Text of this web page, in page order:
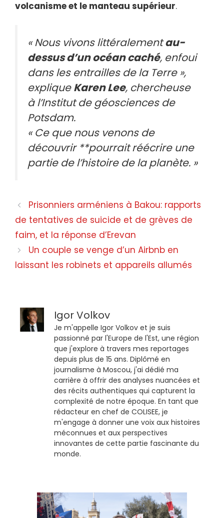
volcanisme et le manteau supérieur.
« Nous vivons littéralementau-
dessus d’un océan caché, enfoui
dans les entrailles de la Terre »,
expliqueKaren Lee, chercheuse
à l’Institut de géosciences de
Potsdam.
« Ce que nous venons de
découvrir **pourrait réécrire une
partie de l’histoire de la planète. »
Prisonniers arméniens à Bakou: rapports
de tentatives de suicide et de grèves de
faim, et la réponse d’Erevan
Un couple se venge d’un Airbnb en
laissant les robinets et appareils allumés
Igor Volkov
Je m'appelle Igor Volkov et je suis
passionné par l'Europe de l'Est, une région
que j'explore à travers mes reportages
depuis plus de 15 ans. Diplômé en
journalisme à Moscou, j'ai dédié ma
carrière à offrir des analyses nuancées et
des récits authentiques qui capturent la
complexité de notre époque. En tant que
rédacteur en chef de COLISEE, je
m'engage à donner une voix aux histoires
méconnues et aux perspectives
innovantes de cette partie fascinante du
monde.